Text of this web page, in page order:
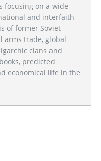
focusing on a wide
and interfaith
of former Soviet
arms trade, global
clans and
predicted
economical life in the